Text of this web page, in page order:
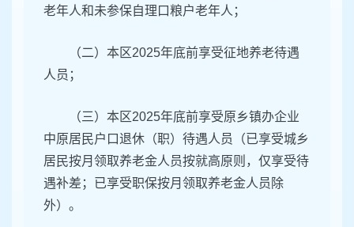
老年人和未参保自理口粮户老年人；
（二）本区2025年底前享受征地养老待遇
人员；
（三）本区2025年底前享受原乡镇办企业
中原居民户口退休（职）待遇人员（已享受城乡
居民按月领取养老金人员按就高原则，仅享受待
遇补差；已享受职保按月领取养老金人员除
外）。